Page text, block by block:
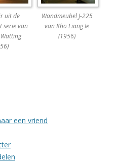
uit de
serie van
Wandmeubel J-225
van Kho Liang Ie
(1956)
een vriend